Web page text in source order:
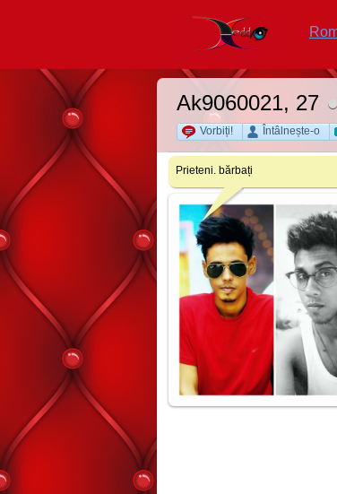
Ak9060021, 27
Vorbiți! Întâlnește-o
Prieteni. bărbați